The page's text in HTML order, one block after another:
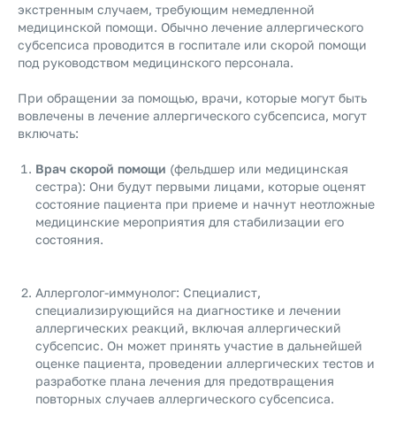
экстренным случаем, требующим немедленной
медицинской помощи. Обычно лечение аллергического
субсепсиса проводится в госпитале или скорой помощи
под руководством медицинского персонала.
При обращении за помощью, врачи, которые могут быть
вовлечены в лечение аллергического субсепсиса, могут
включать:
Врач скорой помощи (фельдшер или медицинская
сестра): Они будут первыми лицами, которые оценят
состояние пациента при приеме и начнут неотложные
медицинские мероприятия для стабилизации его
состояния.
Аллерголог-иммунолог: Специалист,
специализирующийся на диагностике и лечении
аллергических реакций, включая аллергический
субсепсис. Он может принять участие в дальнейшей
оценке пациента, проведении аллергических тестов и
разработке плана лечения для предотвращения
повторных случаев аллергического субсепсиса.